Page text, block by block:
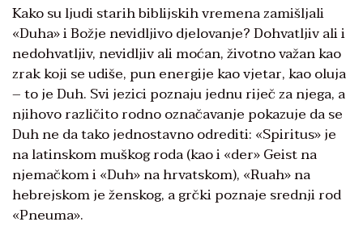
Kako su ljudi starih biblijskih vremena zamišljali
«Duha» i Božje nevidljivo djelovanje? Dohvatljiv ali i
nedohvatljiv, nevidljiv ali moćan, životno važan kao
zrak koji se udiše, pun energije kao vjetar, kao oluja
– to je Duh. Svi jezici poznaju jednu riječ za njega, a
njihovo različito rodno označavanje pokazuje da se
Duh ne da tako jednostavno odrediti: «Spiritus» je
na latinskom muškog roda (kao i «der» Geist na
njemačkom i «Duh» na hrvatskom), «Ruah» na
hebrejskom je ženskog, a grčki poznaje srednji rod
«Pneuma».